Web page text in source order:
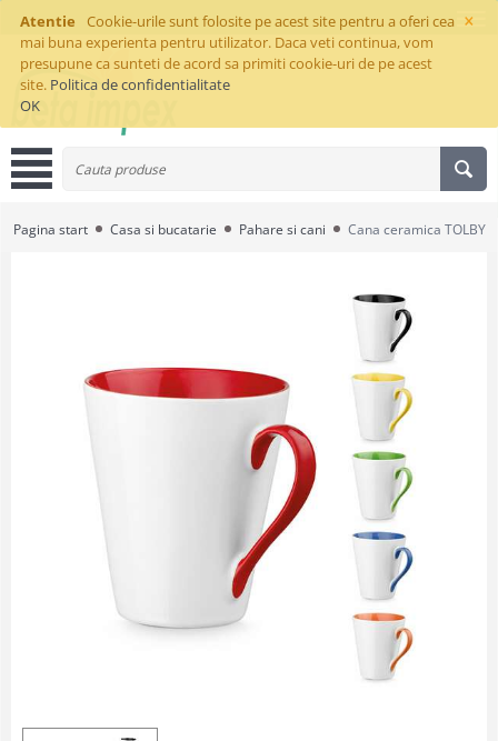
×
Atentie
Cookie-urile sunt folosite pe acest site pentru a oferi cea
mai buna experienta pentru utilizator. Daca veti continua, vom
presupune ca sunteti de acord sa primiti cookie-uri de pe acest
site. Politica de confidentialitate
OK
Pagina start Casa si bucatarie Pahare si cani Cana ceramica TOLBY